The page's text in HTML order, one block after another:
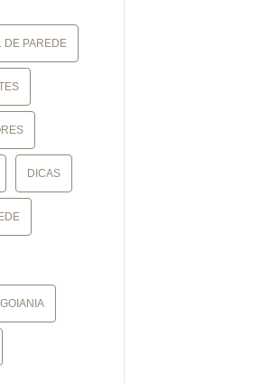
DE PAREDE
DICAS
GOIANIA